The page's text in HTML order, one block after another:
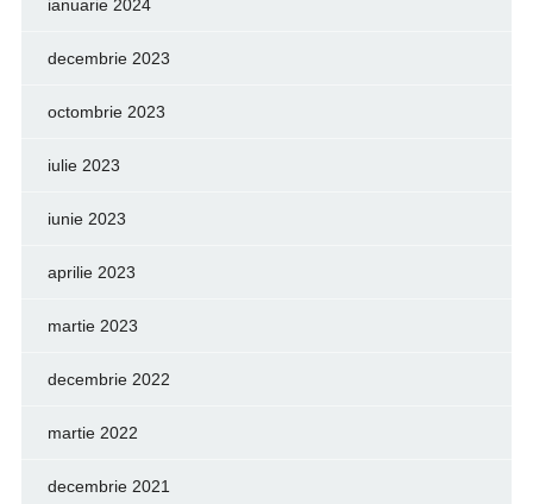
ianuarie 2024
decembrie 2023
octombrie 2023
iulie 2023
iunie 2023
aprilie 2023
martie 2023
decembrie 2022
martie 2022
decembrie 2021